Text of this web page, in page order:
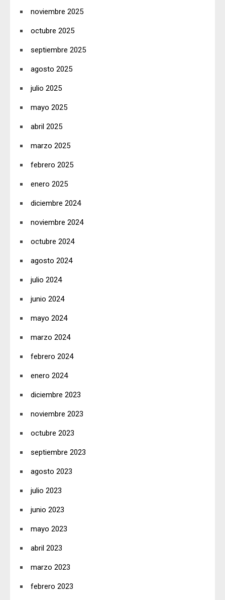
noviembre 2025
octubre 2025
septiembre 2025
agosto 2025
julio 2025
mayo 2025
abril 2025
marzo 2025
febrero 2025
enero 2025
diciembre 2024
noviembre 2024
octubre 2024
agosto 2024
julio 2024
junio 2024
mayo 2024
marzo 2024
febrero 2024
enero 2024
diciembre 2023
noviembre 2023
octubre 2023
septiembre 2023
agosto 2023
julio 2023
junio 2023
mayo 2023
abril 2023
marzo 2023
febrero 2023